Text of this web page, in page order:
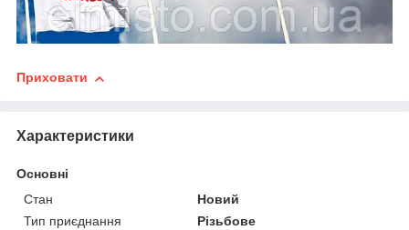
Приховати
Характеристики
Основні
Стан
Новий
Тип приєднання
Різьбове